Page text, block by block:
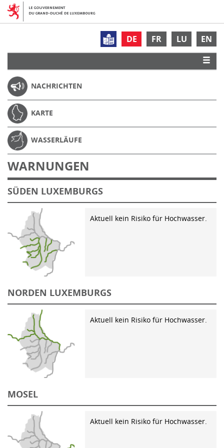
DE FR LU EN
NACHRICHTEN
KARTE
WASSERLÄUFE
WARNUNGEN
SÜDEN LUXEMBURGS
Aktuell kein Risiko für Hochwasser.
NORDEN LUXEMBURGS
Aktuell kein Risiko für Hochwasser.
MOSEL
Aktuell kein Risiko für Hochwasser.